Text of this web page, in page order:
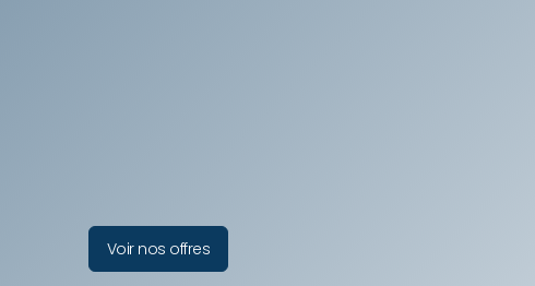
Voir nos offres